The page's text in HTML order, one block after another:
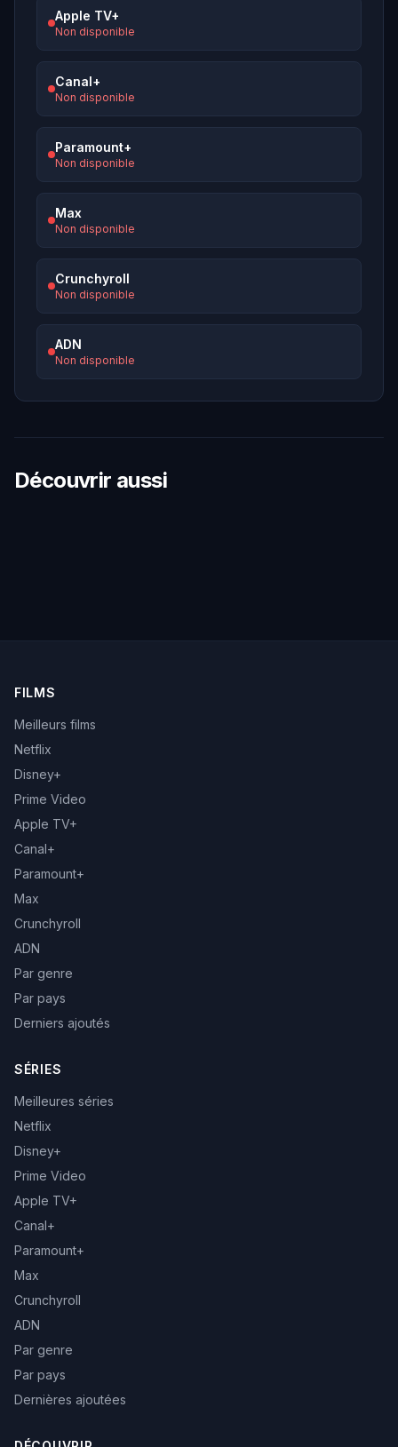
Apple TV+
Non disponible
Canal+
Non disponible
Paramount+
Non disponible
Max
Non disponible
Crunchyroll
Non disponible
ADN
Non disponible
Découvrir aussi
FILMS
Meilleurs films
Netflix
Disney+
Prime Video
Apple TV+
Canal+
Paramount+
Max
Crunchyroll
ADN
Par genre
Par pays
Derniers ajoutés
SÉRIES
Meilleures séries
Netflix
Disney+
Prime Video
Apple TV+
Canal+
Paramount+
Max
Crunchyroll
ADN
Par genre
Par pays
Dernières ajoutées